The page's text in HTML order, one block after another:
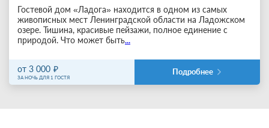
Гостевой дом «Ладога» находится в одном из самых
живописных мест Ленинградской области на Ладожском
озере. Тишина, красивые пейзажи, полное единение с
природой. Что может быть...
от 3 000
ЗА НОЧЬ ДЛЯ 1 ГОСТЯ
Подробнее